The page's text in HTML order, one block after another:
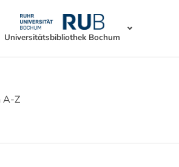
Universitätsbibliothek Bochum
A-Z